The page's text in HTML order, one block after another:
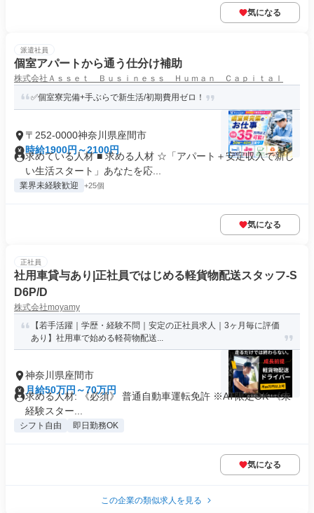
気になる
派遣社員
個室アパートから通う仕分け補助
株式会社Ａｓｓｅｔ Ｂｕｓｉｎｅｓｓ Ｈｕｍａｎ Ｃａｐｉｔａｌ
✅個室寮完備+手ぶらで新生活/初期費用ゼロ！
〒252-0000神奈川県座間市
時給1900円～2100円
求めている人材 ■ 求める人材 ☆「アパート＋安定収入で新し
い生活スタート」あなたを応...
業界未経験歓迎 +25個
気になる
正社員
社用車貸与あり|正社員ではじめる軽貨物配送スタッフ-S
D6P/D
株式会社moyamy
【若手活躍｜学歴・経験不問｜安定の正社員求人｜3ヶ月毎に評価
あり】社用車で始める軽荷物配送...
神奈川県座間市
月給50万円～70万円
求める人材: 《必須》 普通自動車運転免許 ※AT限定OK 《未
経験スター...
シフト自由 即日勤務OK
気になる
この企業の類似求人を見る